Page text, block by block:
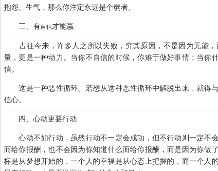
抱怨、生气，那么你注定永远是个弱者。
三、有自信才能赢
古往今来，许多人之所以失败，究其原因，不是因为无能，
量，更是一种动力。当你不自信的时候，你难于做好事情；当你
信。
这是一种恶性循环。若想从这种恶性循环中解脱出来，就得
信心。
四、心动更要行动
心动不如行动，虽然行动不一定会成功，但不行动则一定不
而给你报酬，也不会因为你知道什么而给你报酬，而是因为你做
标是从梦想开始的，一个人的幸福是从心态上把握的，而一个人